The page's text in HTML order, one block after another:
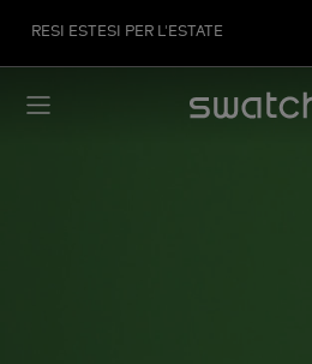
RESI ESTESI PER L'ESTATE